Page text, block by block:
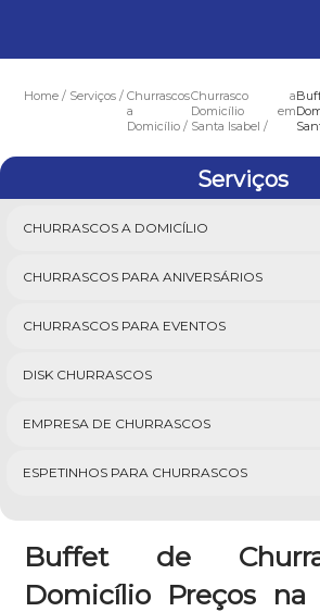
Home Serviços
Churrascos
a
Domicílio
Churrasco a
Domicílio em
Santa Isabel
Serviços
CHURRASCOS A DOMICÍLIO
CHURRASCOS PARA ANIVERSÁRIOS
CHURRASCOS PARA EVENTOS
DISK CHURRASCOS
EMPRESA DE CHURRASCOS
ESPETINHOS PARA CHURRASCOS
Buffet de
Domicílio Preços na